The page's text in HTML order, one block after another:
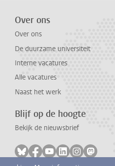
Over ons
Over ons
De duurzame universiteit
Interne vacatures
Alle vacatures
Naast het werk
Blijf op de hoogte
Bekijk de nieuwsbrief
Volg ons op bluesky
Volg ons op facebook
Volg ons op
Volg ons op
Volg ons
Volg